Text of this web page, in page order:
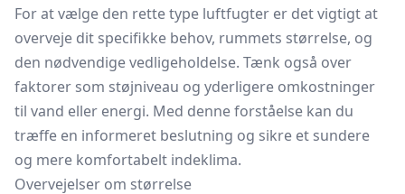
For at vælge den rette type luftfugter er det vigtigt at
overveje dit specifikke behov, rummets størrelse, og
den nødvendige vedligeholdelse. Tænk også over
faktorer som støjniveau og yderligere omkostninger
til vand eller energi. Med denne forståelse kan du
træffe en informeret beslutning og sikre et sundere
og mere komfortabelt indeklima.
Overvejelser om størrelse